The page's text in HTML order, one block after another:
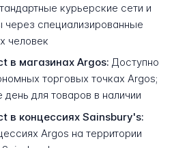
курьерские сети и
через специализированные
человек
в магазинах Argos: Доступно
торговых точках Argos;
для товаров в наличии
в концессиях Sainsbury's:
Argos на территории